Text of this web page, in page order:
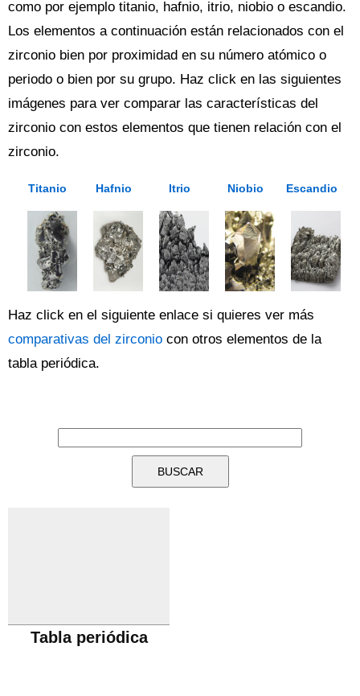
como por ejemplo titanio, hafnio, itrio, niobio o escandio.
Los elementos a continuación están relacionados con el
zirconio bien por proximidad en su número atómico o
periodo o bien por su grupo. Haz click en las siguientes
imágenes para ver comparar las características del
zirconio con estos elementos que tienen relación con el
zirconio.
Titanio Hafnio Itrio Niobio Escandio
Haz click en el siguiente enlace si quieres ver más
comparativas del zirconio con otros elementos de la
tabla periódica.
Tabla periódica